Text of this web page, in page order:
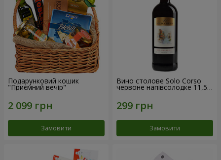
Подарунковий кошик
"Приємний вечір"
Замовити
Вино столове Solo Corso
червоне напівсолодке 11,5%
0,75 л
Замовити